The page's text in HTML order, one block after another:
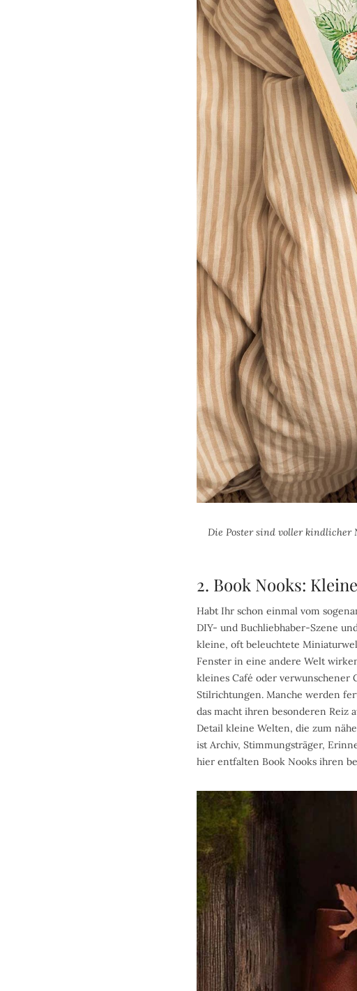
Die Poster sind voller kindlicher
2. Book Nooks:
Habt Ihr schon einmal vom
DIY- und Buchliebhaber-Szene
kleine, oft beleuchtete
Fenster in eine andere Welt
kleines Café oder verwunschener
Stilrichtungen. Manche werden
das macht ihren besonderen Reiz
Detail kleine Welten, die zum
ist Archiv, Stimmungsträger,
hier entfalten Book Nooks ihren